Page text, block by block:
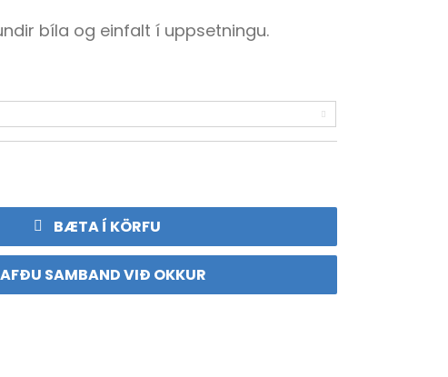
bíla og einfalt í uppsetningu.

BÆTA Í KÖRFU
SAMBAND VIÐ OKKUR